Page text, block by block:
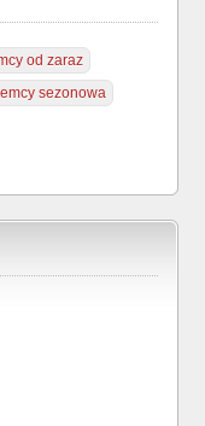
od zaraz
sezonowa